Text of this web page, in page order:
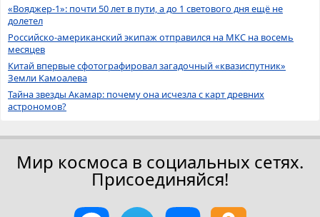
«Вояджер-1»: почти 50 лет в пути, а до 1 светового дня ещё не
долетел
Российско-американский экипаж отправился на МКС на восемь
месяцев
Китай впервые сфотографировал загадочный «квазиспутник»
Земли Камоалева
Тайна звезды Акамар: почему она исчезла с карт древних
астрономов?
Мир космоса в социальных сетях.
Присоединяйся!